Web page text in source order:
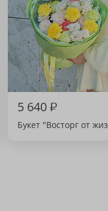
5 640₽
Букет "Восторг от